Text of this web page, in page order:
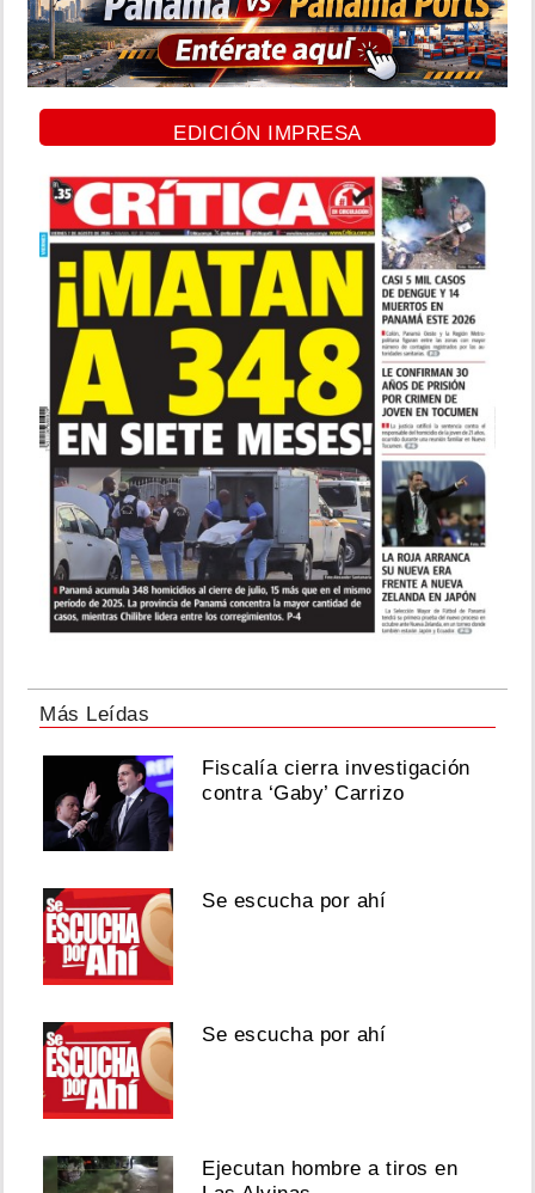
EDICIÓN IMPRESA
Más Leídas
Fiscalía cierra investigación
contra ‘Gaby’ Carrizo
Se escucha por ahí
Se escucha por ahí
Ejecutan hombre a tiros en